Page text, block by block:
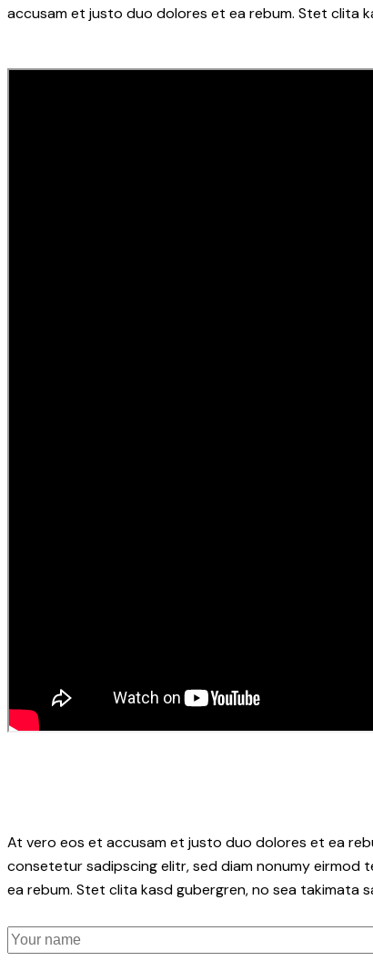
accusam et justo duo dolores et ea rebum. Stet clita
At vero eos et accusam et justo duo dolores et ea
consetetur sadipscing elitr, sed diam nonumy
ea rebum. Stet clita kasd gubergren, no sea takimata